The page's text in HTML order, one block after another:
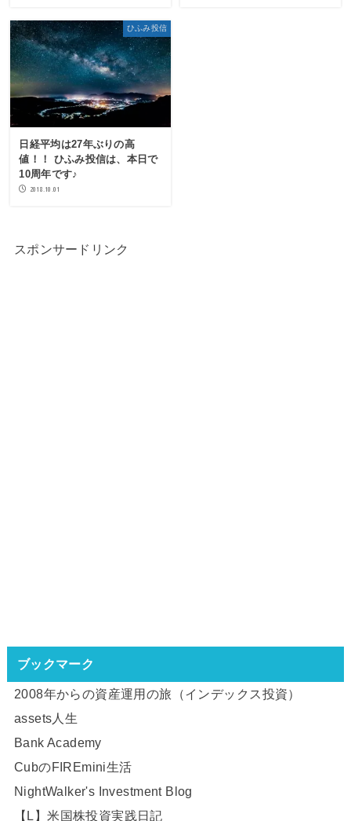
ひふみ投信
日経平均は27年ぶりの高
値！！ ひふみ投信は、本日で
10周年です♪
2018.10.01
スポンサードリンク
ブックマーク
2008年からの資産運用の旅（インデックス投資）
assets人生
Bank Academy
CubのFIREmini生活
NightWalker's Investment Blog
【L】米国株投資実践日記